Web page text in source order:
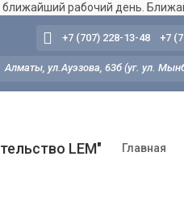
ближайший рабочий день.
Алматы, ул.Ауэзова, 63б (уг. ул.
+7 (707) 228-13-48 +7
LEM" Главная